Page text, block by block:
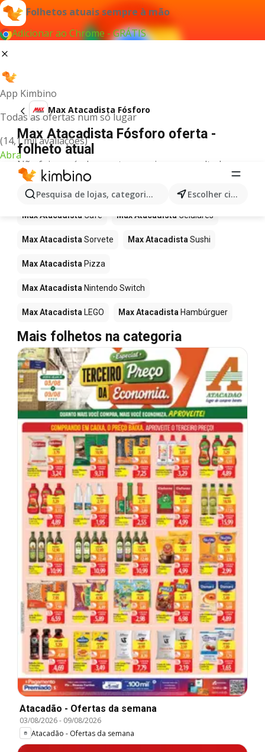
Folhetos atuais sempre à mão
Adicionar ao Chrome - GRÁTIS
App Kimbino
Todas as ofertas num só lugar
(14,1 mil avaliações)
Abra
Pesquisa de lojas, categorias,produtos... Escolher cidade
Max Atacadista Fósforo
Max Atacadista Fósforo oferta -
folheto atual
Não foi possível encontrar quaisquer resultados
para este termo.
Mais produtos em Max Atacadista
Max Atacadista Café Max Atacadista Celulares
Max Atacadista Sorvete Max Atacadista Sushi
Max Atacadista Pizza
Max Atacadista Nintendo Switch
Max Atacadista LEGO Max Atacadista Hambúrguer
Mais folhetos na categoria
Atacadão - Ofertas da semana
03/08/2026- 09/08/2026
Atacadão - Ofertas da semana